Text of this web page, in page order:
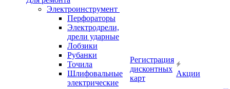
Электроинструмент
Перфораторы
Электродрели,
дрели ударные
Лобзики
Рубанки
Точила
Шлифовальные
электрические
Регистрация
дисконтных
карт
Акции